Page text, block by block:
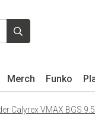
Merch Funko
Calyrex VMAX BGS